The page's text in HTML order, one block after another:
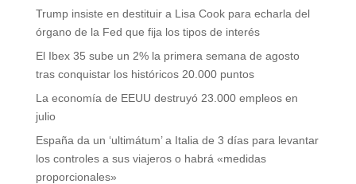
Trump insiste en destituir a Lisa Cook para echarla del
órgano de la Fed que fija los tipos de interés
El Ibex 35 sube un 2% la primera semana de agosto
tras conquistar los históricos 20.000 puntos
La economía de EEUU destruyó 23.000 empleos en
julio
España da un ‘ultimátum’ a Italia de 3 días para levantar
los controles a sus viajeros o habrá «medidas
proporcionales»